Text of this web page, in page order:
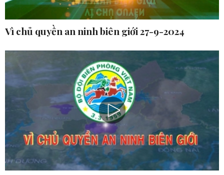
Vì chủ quyền an ninh biên giới 27-9-2024